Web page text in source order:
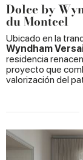
Dolce by
du Montcel
Ubicado en la
Wyndham
residencia
proyecto que
valorización del